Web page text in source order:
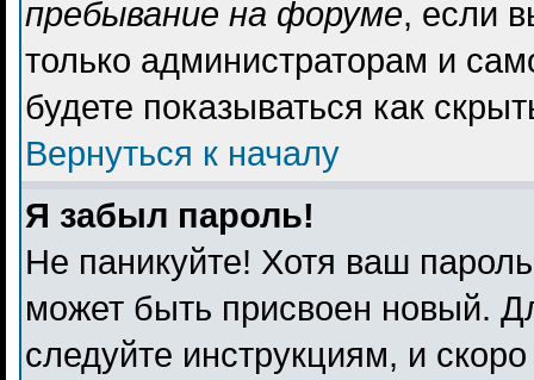
пребывание на форуме, если
только администраторам и
будете показываться как
Вернуться к началу
Я забыл пароль!
Не паникуйте! Хотя ваш
может быть присвоен новый.
следуйте инструкциям, и